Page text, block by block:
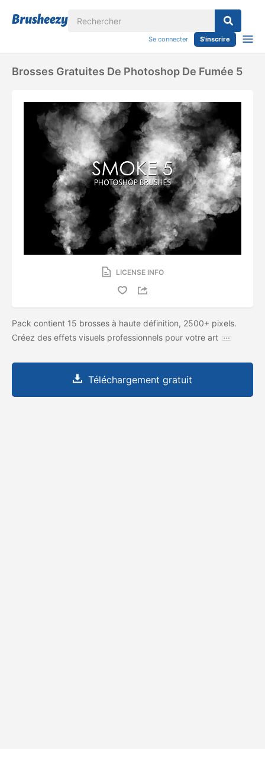
Se connecter S'inscrire
Brosses Gratuites De Photoshop De Fumée 5
LICENSE INFO
Pack contient 15 brosses à haute définition, 2500+ pixels.
Créez des effets visuels professionnels pour votre art
Téléchargement gratuit